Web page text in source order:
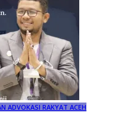
ADVOKASI RAKYAT ACEH